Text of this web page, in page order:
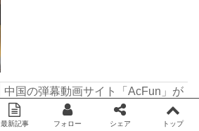
中国の弾幕動画サイト「AcFun」が
資金不足によりサービスを停止した
模様
最新記事 フォロー シェア トップ
facebook